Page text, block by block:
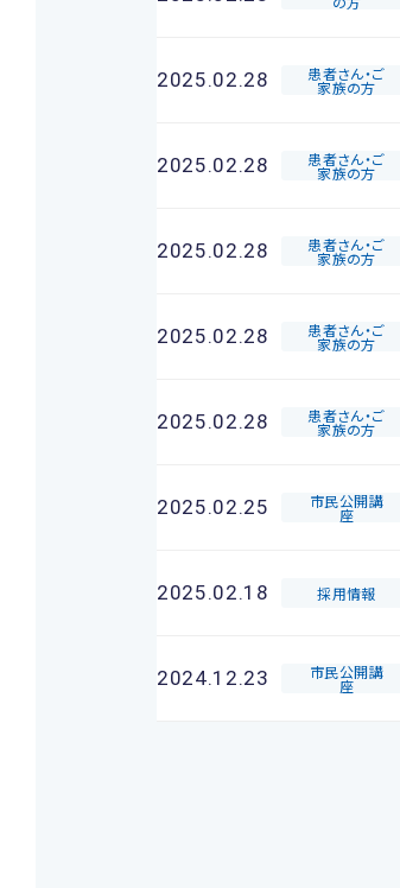
2025.02.28 患者さん・ご
家族の方
2025.02.28 患者さん・ご
家族の方
2025.02.28 患者さん・ご
家族の方
2025.02.28 患者さん・ご
家族の方
2025.02.28 患者さん・ご
家族の方
2025.02.25 市民公開講
座
2025.02.18 採用情報
2024.12.23 市民公開講
座